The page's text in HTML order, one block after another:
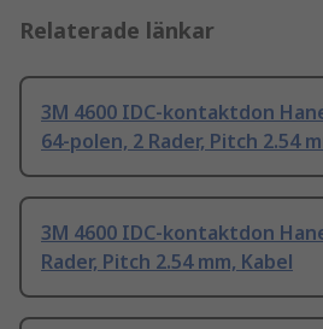
Relaterade länkar
3M 4600 IDC-kontaktdon
64-polen, 2 Rader, Pitch 2.54
3M 4600 IDC-kontaktdon
Rader, Pitch 2.54 mm, Kabel